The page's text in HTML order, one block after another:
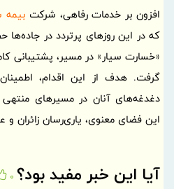
افزون بر خدمات رفاهی، شرکت بیمه
که در این روزهای پرتردد در جاده‌ها
«خسارت سیار» در مسیر، پشتیبانی
گرفت. هدف از این اقدام،
دغدغه‌های آنان در مسیرهای
این فضای معنوی، یاری‌رسان زائران و
آیا این خبر مفید بود؟ 0